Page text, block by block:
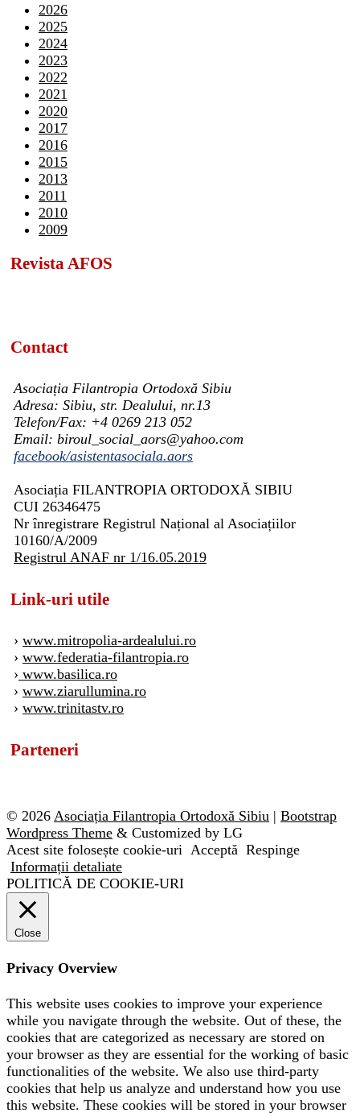
2026
2025
2024
2023
2022
2021
2020
2017
2016
2015
2013
2011
2010
2009
Revista AFOS
Contact
Asociația Filantropia Ortodoxă Sibiu
Adresa: Sibiu, str. Dealului, nr.13
Telefon/Fax: +4 0269 213 052
Email: biroul_social_aors@yahoo.com
facebook/asistentasociala.aors
Asociația FILANTROPIA ORTODOXĂ SIBIU
CUI 26346475
Nr înregistrare Registrul Național al Asociațiilor
10160/A/2009
Registrul ANAF nr 1/16.05.2019
Link-uri utile
› www.mitropolia-ardealului.ro
› www.federatia-filantropia.ro
› www.basilica.ro
› www.ziarullumina.ro
› www.trinitastv.ro
Parteneri
© 2026 Asociația Filantropia Ortodoxă Sibiu | Bootstrap
Wordpress Theme & Customized by LG
Acest site folosește cookie-uri Acceptă Respinge
Informații detaliate
POLITICĂ DE COOKIE-URI
Close
Privacy Overview
This website uses cookies to improve your experience
while you navigate through the website. Out of these, the
cookies that are categorized as necessary are stored on
your browser as they are essential for the working of basic
functionalities of the website. We also use third-party
cookies that help us analyze and understand how you use
this website. These cookies will be stored in your browser